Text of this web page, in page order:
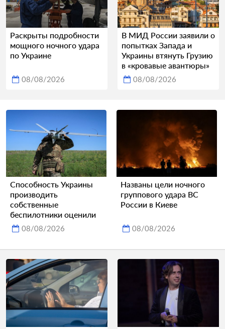
Раскрыты подробности
мощного ночного удара
по Украине
08/08/2026
В МИД России заявили о
попытках Запада и
Украины втянуть Грузию
в «кровавые авантюры»
08/08/2026
Способность Украины
производить
собственные
беспилотники оценили
08/08/2026
Названы цели ночного
группового удара ВС
России в Киеве
08/08/2026